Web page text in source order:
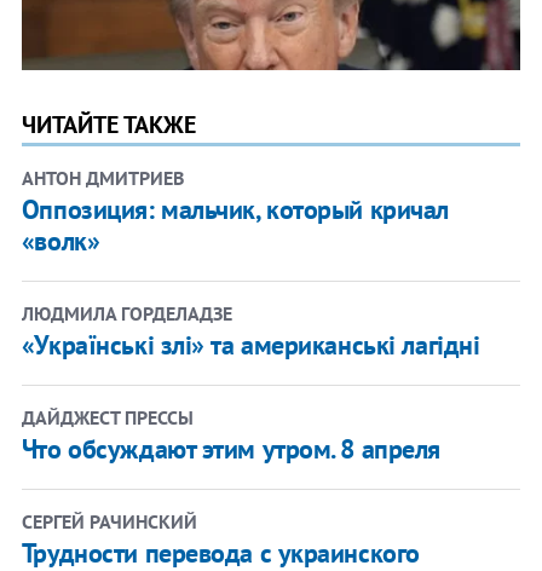
ЧИТАЙТЕ ТАКЖЕ
АНТОН ДМИТРИЕВ
Оппозиция: мальчик, который кричал
«волк»
ЛЮДМИЛА ГОРДЕЛАДЗЕ
«Українські злі» та американські лагідні
ДАЙДЖЕСТ ПРЕССЫ
Что обсуждают этим утром. 8 апреля
СЕРГЕЙ РАЧИНСКИЙ
Трудности перевода с украинского